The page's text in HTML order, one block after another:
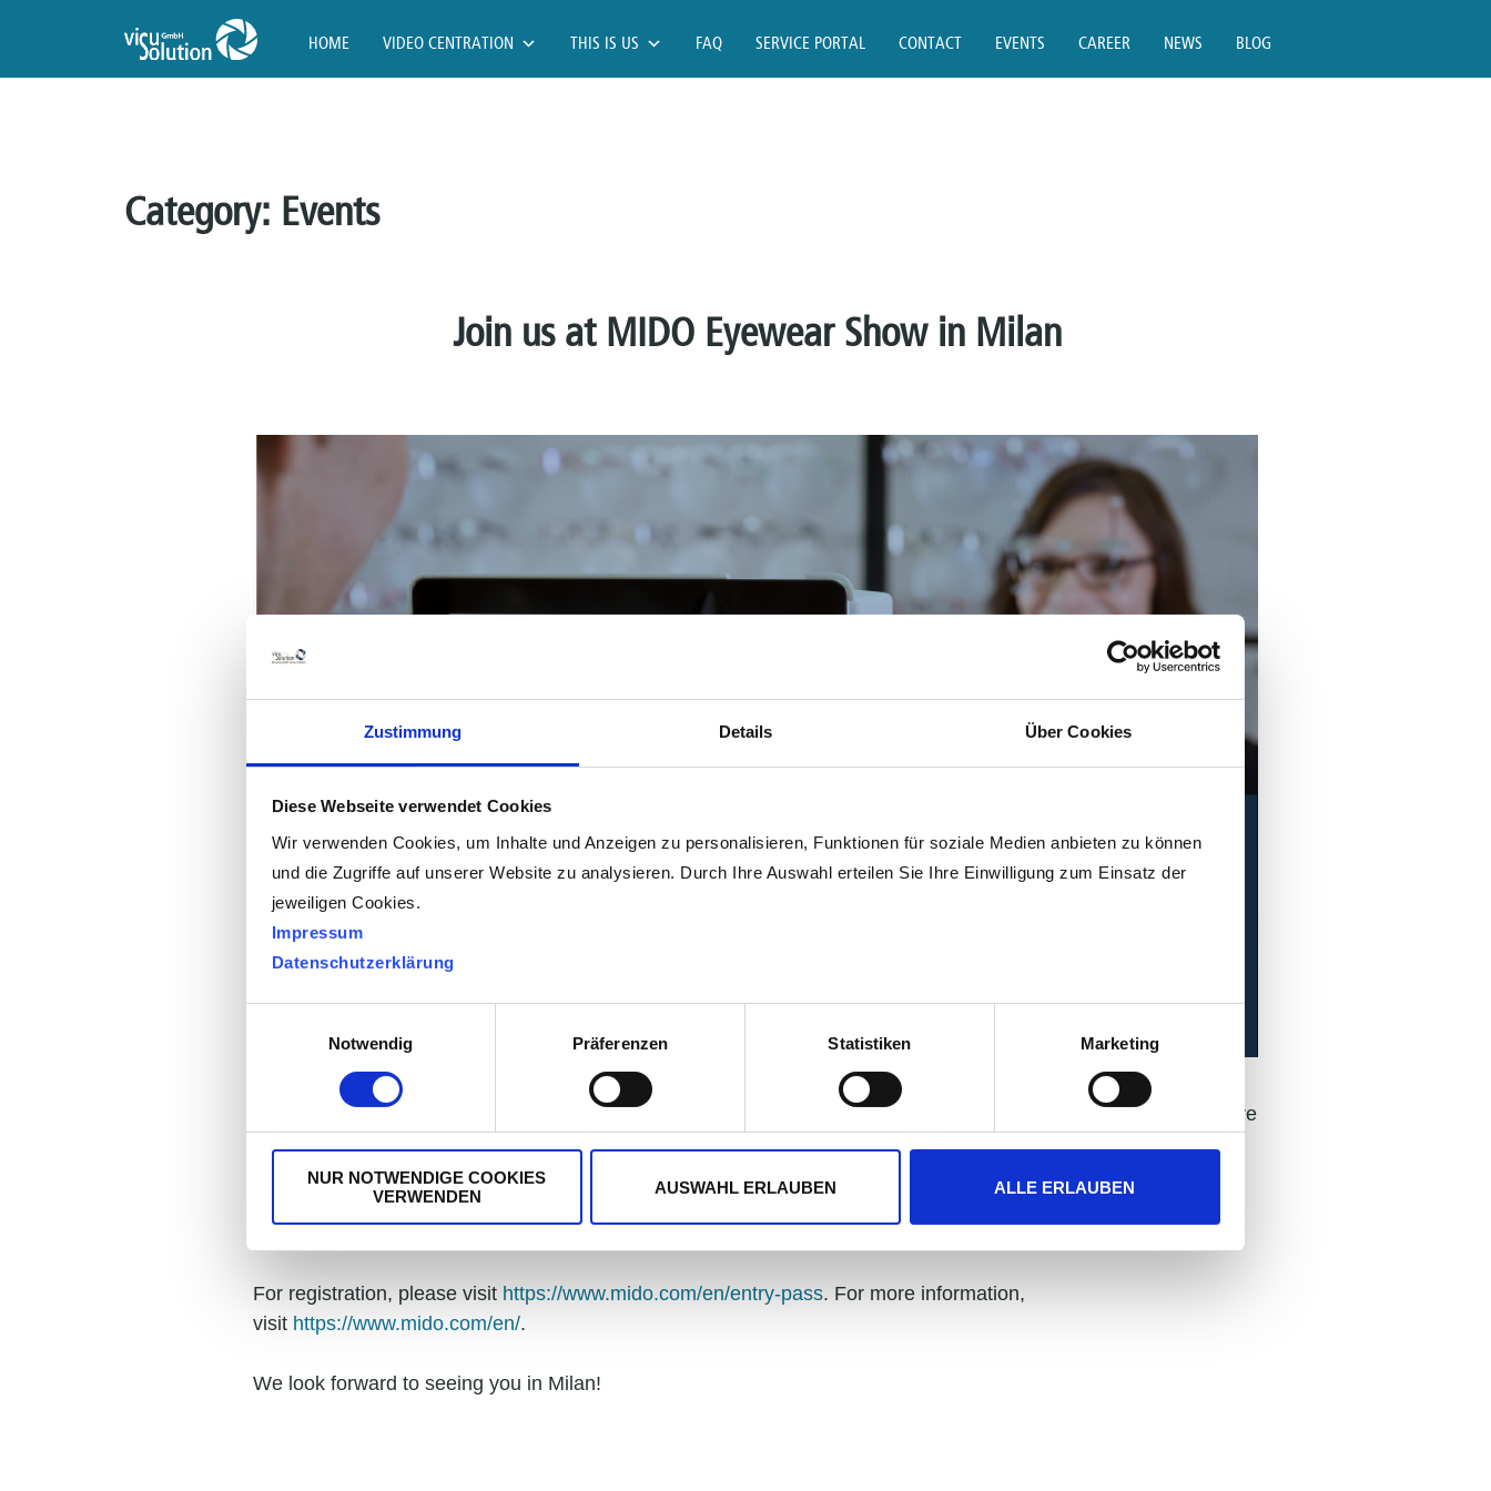
Zustimmung Details Über Cookies
Diese Webseite verwendet Cookies
Wir verwenden Cookies, um Inhalte und Anzeigen zu personalisieren, Funktionen für soziale Medien anbieten zu können
und die Zugriffe auf unserer Website zu analysieren. Durch Ihre Auswahl erteilen Sie Ihre Einwilligung zum Einsatz der
jeweiligen Cookies.
Impressum
Datenschutzerklärung
Notwendig
Präferenzen Statistiken Marketing
NUR NOTWENDIGE COOKIES
VERWENDEN
AUSWAHL ERLAUBEN ALLE ERLAUBEN
HOME VIDEO CENTRATION THIS IS US FAQ SERVICE PORTAL CONTACT EVENTS CAREER NEWS BLOG
Category: Events
Join us at MIDO Eyewear Show in Milan
For the 5th year at the Mido Eyewear Show
, we are pleased to exhibit along with our business partner LensWare
International.
Come and visit us in Milan at MIDO, d
For registration, please visit https://www.mido.com/en/entry-pass. For more information,
visit https://www.mido.com/en/.
We look forward to seeing you in Milan!